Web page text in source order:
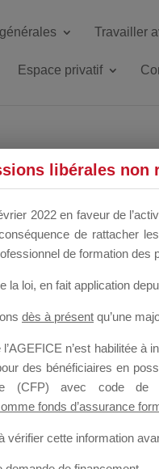
Travailler
Espace privatif
mois
qui souhaitent
lequel il est possible de
rejoindre ce groupe
libérales non
2022 en faveur de
de rattacher
de formation des
la loi, en fait application
dès à présent qu’une
n’est habilitée
des bénéficiaires en
(CFP) avec code
fonds d’assurance
vérifier cette information